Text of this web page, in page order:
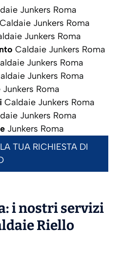
Junkers Roma
Caldaie Junkers Roma
Junkers Roma
Caldaie Junkers Roma
Junkers Roma
Junkers Roma
Roma
Caldaie Junkers Roma
Junkers Roma
Junkers Roma
TUA RICHIESTA DI
i nostri servizi
Riello